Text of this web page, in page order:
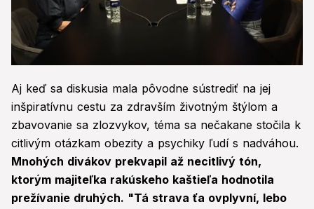
seconds
of
1
minute,
38
seconds
Aj keď sa diskusia mala pôvodne sústrediť na jej
inšpiratívnu cestu za zdravším životným štýlom a
zbavovanie sa zlozvykov, téma sa nečakane stočila k
citlivým otázkam obezity a psychiky ľudí s nadváhou.
Mnohých divákov prekvapil až necitlivý tón,
ktorým majiteľka rakúskeho kaštieľa hodnotila
prežívanie druhých. "Tá strava ťa ovplyvní, lebo